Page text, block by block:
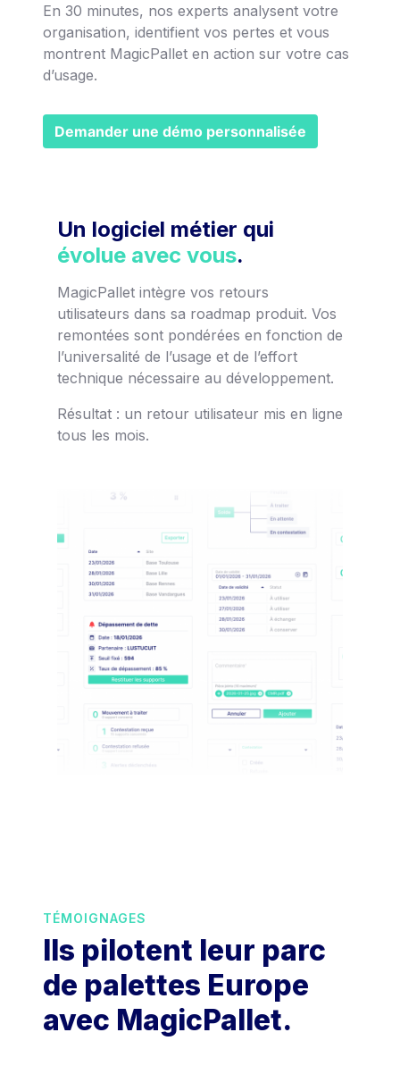
En 30 minutes, nos experts analysent votre
organisation, identifient vos pertes et vous
montrent MagicPallet en action sur votre cas
d’usage.
Demander une démo personnalisée
Un logiciel métier qui
évolue avec vous.
MagicPallet intègre vos retours
utilisateurs dans sa roadmap produit. Vos
remontées sont pondérées en fonction de
l’universalité de l’usage et de l’effort
technique nécessaire au développement.
Résultat : un retour utilisateur mis en ligne
tous les mois.
TÉMOIGNAGES
Ils pilotent leur parc
de palettes Europe
avec MagicPallet.